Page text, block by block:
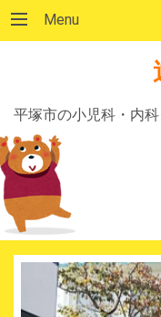
Menu
平塚市の小児科・内